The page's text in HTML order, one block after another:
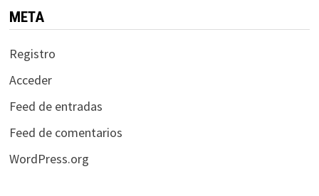
META
Registro
Acceder
Feed de entradas
Feed de comentarios
WordPress.org